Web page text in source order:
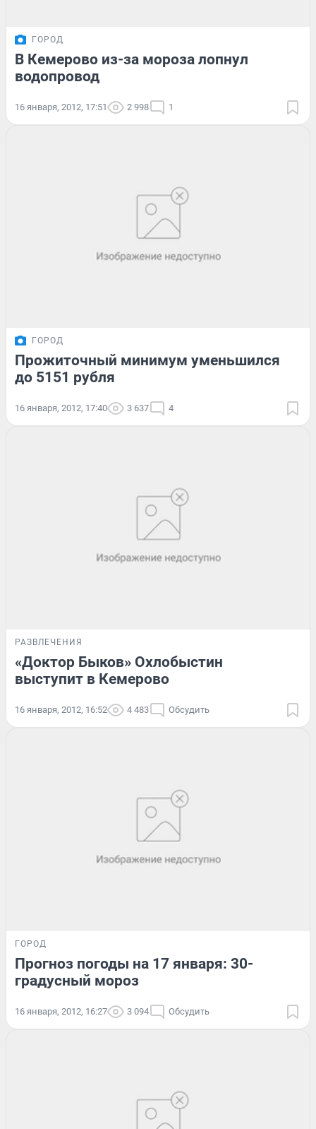
ГОРОД
В Кемерово из-за мороза лопнул
водопровод
16 января, 2012, 17:51 2 998 1
ГОРОД
Прожиточный минимум уменьшился
до 5151 рубля
16 января, 2012, 17:40 3 637 4
РАЗВЛЕЧЕНИЯ
«Доктор Быков» Охлобыстин
выступит в Кемерово
16 января, 2012, 16:52 4 483 Обсудить
ГОРОД
Прогноз погоды на 17 января: 30-
градусный мороз
16 января, 2012, 16:27 3 094 Обсудить